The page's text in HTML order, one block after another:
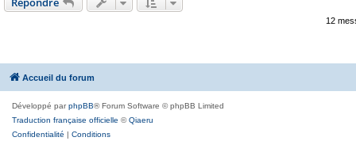
12
Accueil du forum
Développé parphpBB® Forum Software © phpBB Limited
Traduction française officielle ©Qiaeru
Confidentialité | Conditions